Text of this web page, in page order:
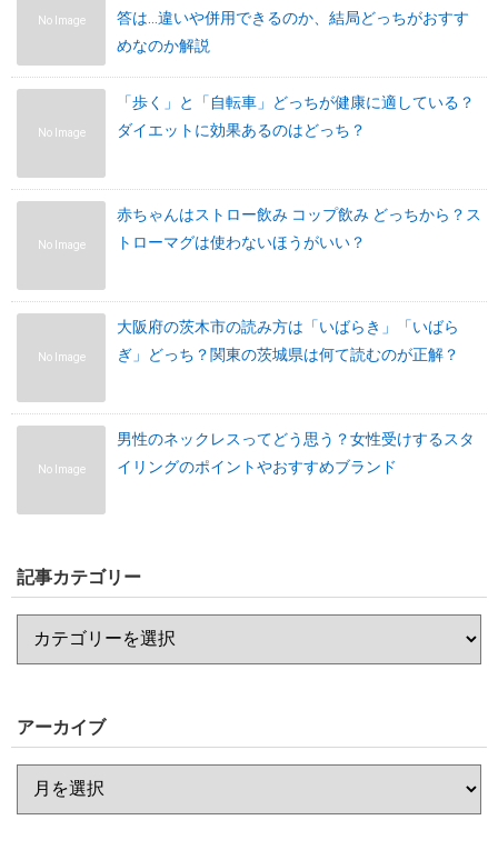
No Image
答は…違いや併用できるのか、結局どっちがおすす
めなのか解説
No Image
「歩く」と「自転車」どっちが健康に適している？
ダイエットに効果あるのはどっち？
No Image
赤ちゃんはストロー飲み コップ飲み どっちから？ス
トローマグは使わないほうがいい？
No Image
大阪府の茨木市の読み方は「いばらき」「いばら
ぎ」どっち？関東の茨城県は何て読むのが正解？
No Image
男性のネックレスってどう思う？女性受けするスタ
イリングのポイントやおすすめブランド
記事カテゴリー
アーカイブ